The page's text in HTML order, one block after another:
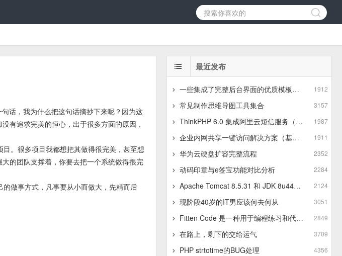
话，我为什么把这句话摘抄下来呢？因为这
有追求完美的恒心，出于很多方面的原因，
。很多项目我都想把其做得很完美，甚至想
的团队支撑着，你要去把一个系统做得很完
做事方式，凡事要从小而做大，先精而后
最近发布
1912
一些集成了完整后台界面的优质模板推荐
3157
常见制作思维导图工具集合
1987
ThinkPHP 6.0 集成阿里云短信服务（基于最新版SDK）
1911
企业内网共享一键访问解决方案（基于JSZip+LayUI）
2352
华为云硬盘扩容完整流程
2284
动码印章与e签宝功能对比分析
2124
Apache Tomcat 8.5.31 和 JDK 8u441 在 Linux 服务器 上的上传与安装步骤
3051
现阶段40岁的IT男应该何去何从
2849
Fitten Code 是一种用于编程练习和代码训练的平台
3709
在路上，剩下的交给运气
4356
PHP strtotime的BUG处理